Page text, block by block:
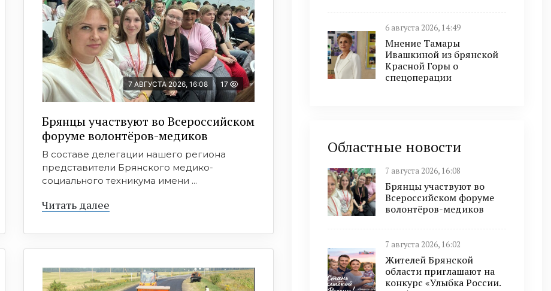
7 АВГУСТА 2026, 16:08 17
Брянцы участвуют во Всероссийском
форуме волонтёров-медиков
В составе делегации нашего региона
представители Брянского медико-
социального техникума имени ...
Читать далее
6 августа 2026, 14:49
Мнение Тамары
Ивашкиной из брянской
Красной Горы о
спецоперации
Областные новости
7 августа 2026, 16:08
Брянцы участвуют во
Всероссийском форуме
волонтёров-медиков
7 августа 2026, 16:02
Жителей Брянской
области приглашают на
конкурс «Улыбка России.